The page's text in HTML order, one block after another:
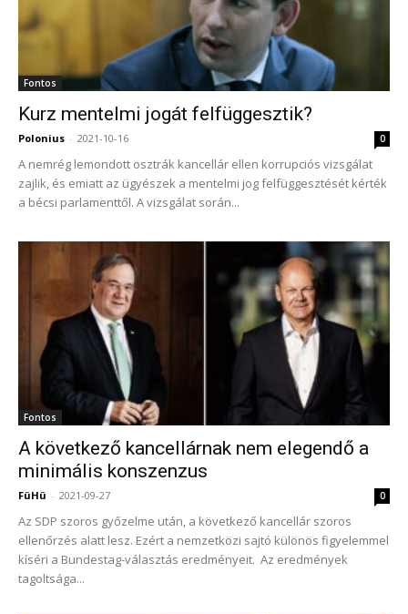
Fontos
Kurz mentelmi jogát felfüggesztik?
Polonius - 2021-10-16 0
A nemrég lemondott osztrák kancellár ellen korrupciós vizsgálat
zajlik, és emiatt az ügyészek a mentelmi jog felfüggesztését kérték
a bécsi parlamenttől. A vizsgálat során...
Fontos
A következő kancellárnak nem elegendő a
minimális konszenzus
FüHü - 2021-09-27 0
Az SDP szoros győzelme után, a következő kancellár szoros
ellenőrzés alatt lesz. Ezért a nemzetközi sajtó különös figyelemmel
kíséri a Bundestag-választás eredményeit. Az eredmények
tagoltsága...